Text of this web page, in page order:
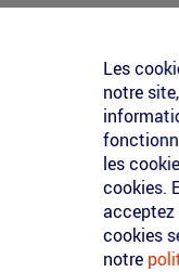
Les
notre
les
cookies.
cookies
notre
au service du ROI
l’influence.
nos dispositifs
(nous
instinctifs (Drive-to-
la publicité en